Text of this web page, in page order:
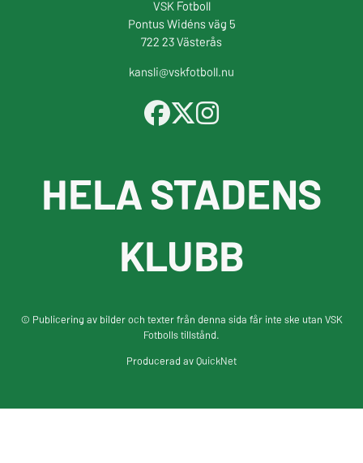
VSK Fotboll
Pontus Widéns väg 5
722 23 Västerås
kansli@vskfotboll.nu
HELA STADENS
KLUBB
© Publicering av bilder och texter från denna sida får inte ske utan VSK
Fotbolls tillstånd.
Producerad avQuickNet